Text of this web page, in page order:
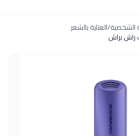
الشخصية/العناية بالشعر
راش براش